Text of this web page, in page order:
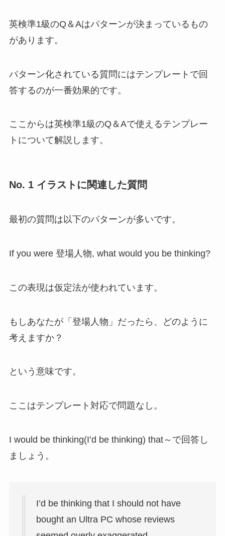
英検準1級のQ＆Aはパターンが決まっているもの
があります。
パターン化されている質問にはテンプレートで回
答するのが一番効果的です。
ここからは英検準1級のQ＆Aで使えるテンプレー
トについて解説します。
No. 1 イラストに関連した質問
最初の質問は以下のパターンが多いです。
If you were 登場人物, what would you be thinking?
この表現は仮定法が使われています。
もしあなたが「登場人物」だったら、どのように
考えますか？
という意味です。
ここはテンプレート対応で問題なし。
I would be thinking(I’d be thinking) that～で回答し
ましょう。
I’d be thinking that I should not have
bought an Ultra PC whose reviews